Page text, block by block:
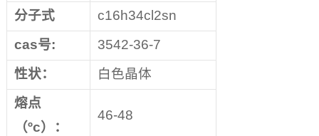
分子式
c16h34cl2sn
cas号:
3542-36-7
性状：
白色晶体
熔点
（ºc）：
46-48